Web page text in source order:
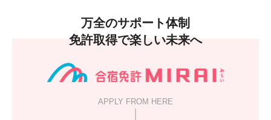
万全のサポート体制
免許取得で楽しい未来へ
APPLY FROM HERE